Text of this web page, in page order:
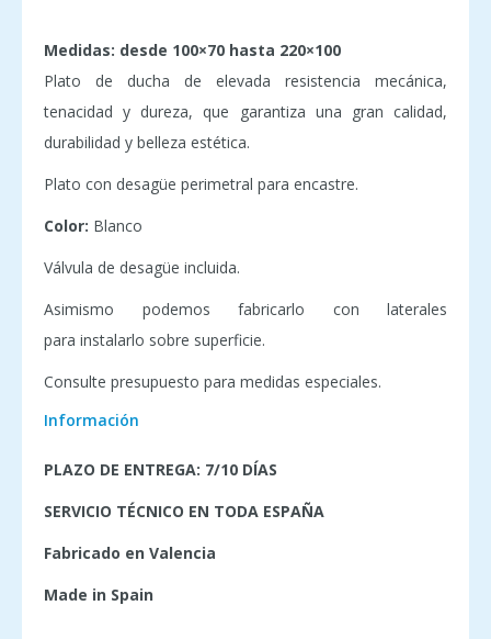
Medidas: desde 100×70 hasta 220×100
Plato de ducha de elevada resistencia mecánica,
tenacidad y dureza, que garantiza una gran calidad,
durabilidad y belleza estética.
Plato con desagüe perimetral para encastre.
Color: Blanco
Válvula de desagüe incluida.
Asimismo podemos fabricarlo con laterales
para instalarlo sobre superficie.
Consulte presupuesto para medidas especiales.
Información
PLAZO DE ENTREGA: 7/10 DÍAS
SERVICIO TÉCNICO EN TODA ESPAÑA
Fabricado en Valencia
Made in Spain